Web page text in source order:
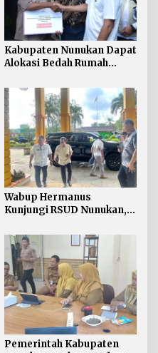
Kabupaten Nunukan Dapat
Alokasi Bedah Rumah
916 Unit
Wabup Hermanus
Kunjungi RSUD Nunukan,
Pelayanan Kesehatan
Pemerintah Kabupaten